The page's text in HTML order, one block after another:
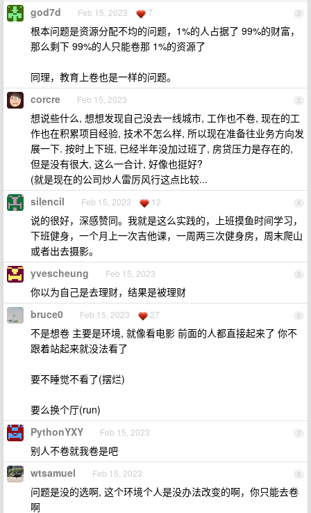
2
god7d Feb 15, 2023 7
根本问题是资源分配不均的问题，1%的人占据了 99%的财富，
那么剩下 99%的人只能卷那 1%的资源了
同理，教育上卷也是一样的问题。
3
corcre Feb 15, 2023
想说些什么, 想想发现自己没去一线城市, 工作也不卷, 现在的工
作也在积累项目经验, 技术不怎么样, 所以现在准备往业务方向发
展一下. 按时上下班, 已经半年没加过班了, 房贷压力是存在的,
但是没有很大, 这么一合计, 好像也挺好?
(就是现在的公司炒人雷厉风行这点比较...
4
silencil Feb 15, 2023 12
说的很好，深感赞同。我就是这么实践的，上班摸鱼时间学习，
下班健身，一个月上一次吉他课，一周两三次健身房，周末爬山
或者出去摄影。
5
yvescheung Feb 15, 2023
你以为自己是去理财，结果是被理财
6
bruce0 Feb 15, 2023 27
不是想卷 主要是环境, 就像看电影 前面的人都直接起来了 你不
跟着站起来就没法看了
要不睡觉不看了(摆烂)
要么换个厅(run)
7
PythonYXY Feb 15, 2023
别人不卷就我卷是吧
8
wtsamuel Feb 15, 2023
问题是没的选啊, 这个环境个人是没办法改变的啊，你只能去卷
啊